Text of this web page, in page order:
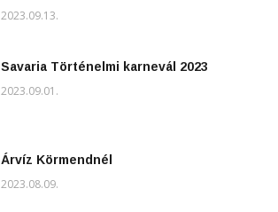
2023.09.13.
Savaria Történelmi karnevál 2023
2023.09.01.
Árvíz Körmendnél
2023.08.09.